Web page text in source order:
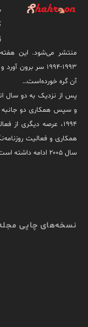
منتشر می‌شود. این هفته
۱۹۹۳-۱۹۹۴ سر
آن گره خورده‌است…
پس از نزدیک به دو سال
و سپس همکاری دو جانبه
۱۹۹۴، عرصه دیگری از
همکاری و فعالیت
سال ۲۰۰۵ ادامه داشته است.
نسخه‌های چاپی